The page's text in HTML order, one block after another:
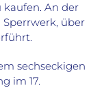
An der
über
sechseckigen
im 17.